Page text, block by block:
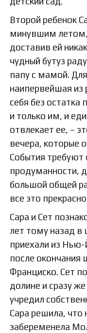
Второй ребенок
минувшим летом,
доставив ей
чудный бутуз
папу с мамой.
наипервейшая из
себя без
и только им, и
отвлекает ее, –
вечера, которые
События требуют
продуманности,
большой общей
все это
Сара и Сет
лет тому назад в
приехали из
после окончания
Франциско. Сет
долине и сразу
учредил
Сара решила, что
забеременела